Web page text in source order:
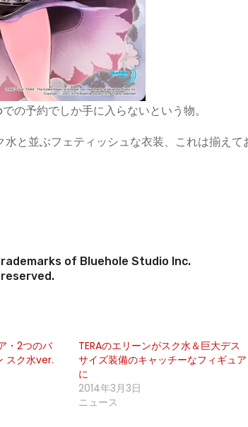
の予約でしか手に入らないという物。
と並ぶフェティッシュな衣装、これは揃えて
of Bluehole Studio Inc.
・2つのバ
スク水ver.
TERAのエリーンがスク水＆巨大デス
サイズ装備のキャッチーなフィギュア
に
2014年3月3日
ニュース